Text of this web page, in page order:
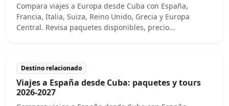
Compara viajes a Europa desde Cuba con España,
Francia, Italia, Suiza, Reino Unido, Grecia y Europa
Central. Revisa paquetes disponibles, precio...
Destino relacionado
Viajes a España desde Cuba: paquetes y tours
2026-2027